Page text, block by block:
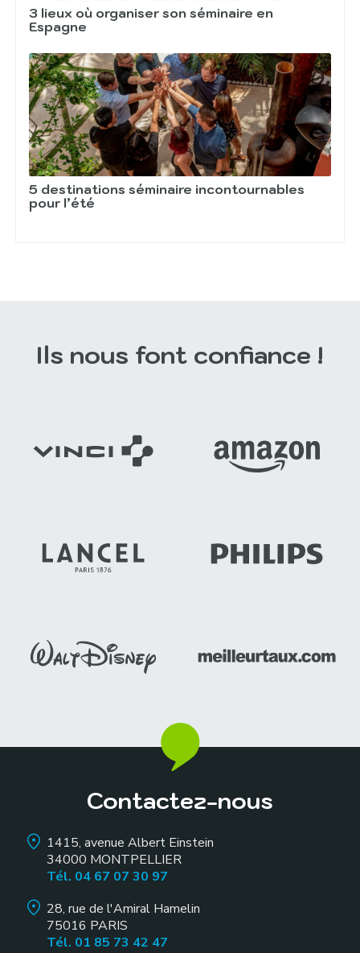
3 lieux où organiser son séminaire en
Espagne
5 destinations séminaire incontournables
pour l’été
Ils nous font confiance !
Contactez-nous
1415, avenue Albert Einstein
34000 MONTPELLIER
Tél. 04 67 07 30 97
28, rue de l'Amiral Hamelin
75016 PARIS
Tél. 01 85 73 42 47